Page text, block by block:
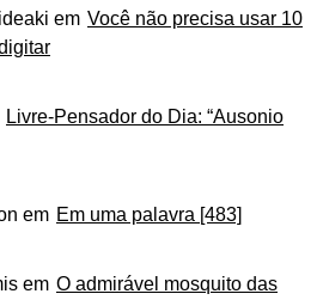
em Você não precisa usar 10
Livre-Pensador do Dia: “Ausonio
em Em uma palavra [483]
em O admirável mosquito das